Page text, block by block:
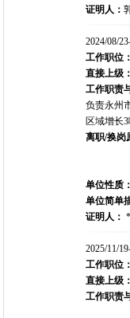
证明人：
2024/08/
工作职位：
直接上级：
工作职责
负责永州
区域增长3
离职/换岗
单位性质：
单位简单
证明人：
2025/11/
工作职位：
直接上级：
工作职责